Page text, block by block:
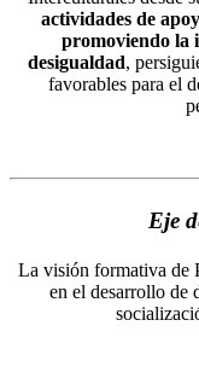
actividades de
promoviendo la
desigualdad,
favorables para el
Eje
La visión formativa de
en el desarrollo de